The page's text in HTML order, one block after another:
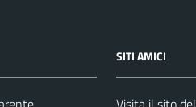
SITI AMICI